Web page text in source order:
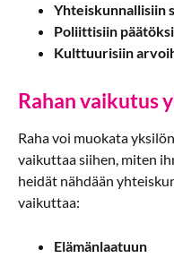
Yhteiskunnallisiin
Poliittisiin
Kulttuurisiin
Rahan vaikutus
Raha voi muokata
vaikuttaa siihen, miten
heidät nähdään
vaikuttaa:
Elämänlaatuun